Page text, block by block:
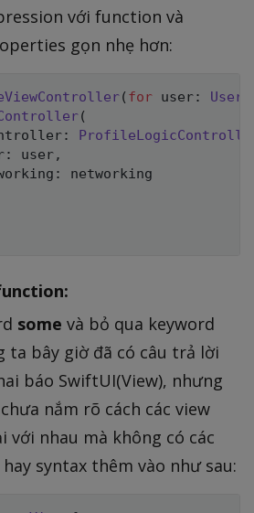
với function và
gọn nhẹ hơn:
( for user: User
(
:
: user,
:
networking
some và bỏ qua keyword
ta bây giờ đã có câu trả lời
báo SwiftUI(View), nhưng
nắm rõ cách các view
với nhau mà không có các
syntax thêm vào như sau: